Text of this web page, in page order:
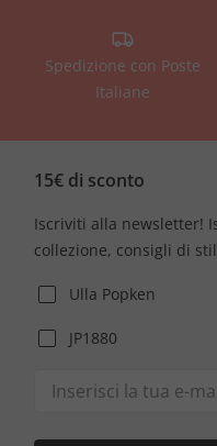
Spedizione con Poste
Italiane
15€ di sconto
Iscriviti alla newsletter!
collezione, consigli di
Ulla Popken
JP1880